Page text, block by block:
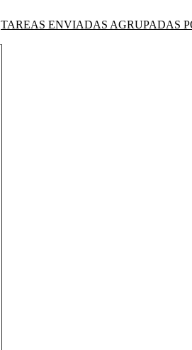
TAREAS ENVIADAS AGRUPADAS